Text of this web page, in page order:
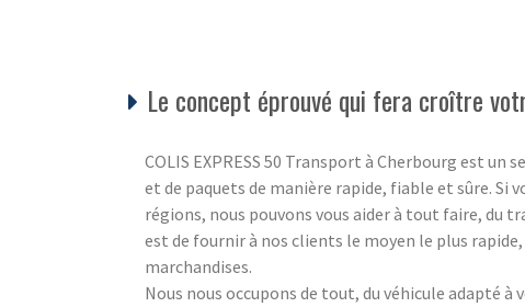
Le concept éprouvé qui fera croître
COLIS EXPRESS 50 Transport à Cherbourg est
et de paquets de manière rapide, fiable et sûre. Si
régions, nous pouvons vous aider à tout faire,
est de fournir à nos clients le moyen le plus
marchandises.
Nous nous occupons de tout, du véhicule adapté